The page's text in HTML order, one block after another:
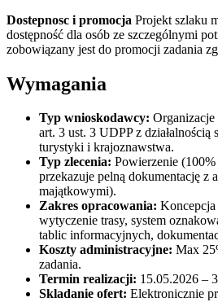
Dostepnosc i promocja Projekt szlaku
dostępność dla osób ze szczególnymi
zobowiązany jest do promocji zadania
Wymagania
Typ wnioskodawcy:
art. 3 ust. 3 UDPP z działalnością
turystyki i krajoznawstwa.
Typ zlecenia: Powierzenie
przekazuje pelną dokumentację z
majątkowymi).
Zakres opracowania: Koncepcja
wytyczenie trasy, system
tablic informacyjnych,
Koszty administracyjne: Max
zadania.
Termin realizacji: 15.05.2026 –
Skladanie ofert: Elektronicznie